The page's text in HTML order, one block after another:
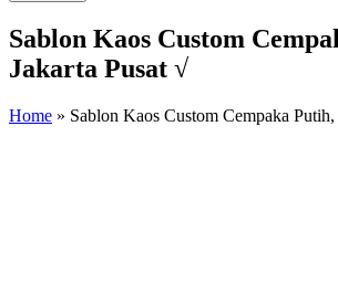
Sablon Kaos Custom
Jakarta Pusat √
Home » Sablon Kaos Custom Cempaka Putih,